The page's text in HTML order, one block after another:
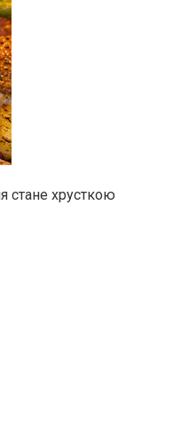
стане хрусткою